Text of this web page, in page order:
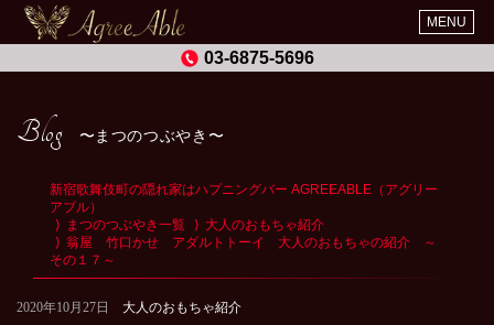
MENU
03-6875-5696
Blog まつのつぶやき
新宿歌舞伎町の隠れ家はハプニングバー AGREEABLE（アグリー
アブル）
まつのつぶやき一覧
大人のおもちゃ紹介
翁屋 竹口かせ アダルトトーイ 大人のおもちゃの紹介 ～
その１７～
2020年10月27日 大人のおもちゃ紹介